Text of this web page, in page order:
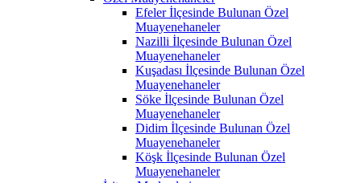
Efeler İlçesinde Bulunan Özel
Muayenehaneler
Nazilli İlçesinde Bulunan Özel
Muayenehaneler
Kuşadası İlçesinde Bulunan Özel
Muayenehaneler
Söke İlçesinde Bulunan Özel
Muayenehaneler
Didim İlçesinde Bulunan Özel
Muayenehaneler
Köşk İlçesinde Bulunan Özel
Muayenehaneler